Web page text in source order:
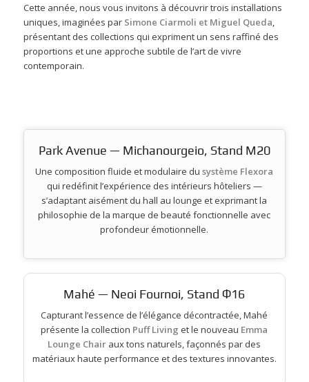
Cette année, nous vous invitons à découvrir trois installations
uniques, imaginées par Simone Ciarmoli et Miguel Queda,
présentant des collections qui expriment un sens raffiné des
proportions et une approche subtile de l’art de vivre
contemporain.
Park Avenue — Michanourgeio, Stand M20
Une composition fluide et modulaire dusystème Flexora
qui redéfinit l’expérience des intérieurs hôteliers —
s’adaptant aisément du hall au lounge et exprimant la
philosophie de la marque de beauté fonctionnelle avec
profondeur émotionnelle.
Mahé — Neoi Fournoi, Stand Φ16
Capturant l’essence de l’élégance décontractée, Mahé
présente la collection Puff Living et le nouveau Emma
Lounge Chair aux tons naturels, façonnés par des
matériaux haute performance et des textures innovantes.